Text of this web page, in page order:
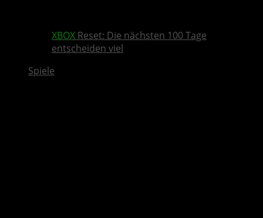
XBOX Reset: Die nächsten 100 Tage
entscheiden viel
Spiele